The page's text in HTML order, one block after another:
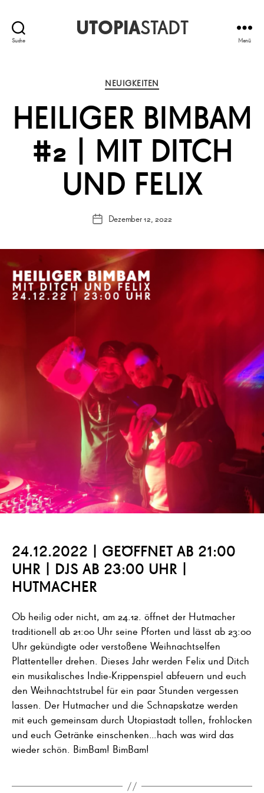
Suche
UTOPIASTADT
Menü
Kategorien
NEUIGKEITEN
HEILIGER BIMBAM
#2 | MIT DITCH
UND FELIX
Veröffentlichungsdatum
Dezember 12, 2022
24.12.2022 | GEÖFFNET AB 21:00
UHR | DJS AB 23:00 UHR |
HUTMACHER
Ob heilig oder nicht, am 24.12. öffnet der Hutmacher
traditionell ab 21:00 Uhr seine Pforten und lässt ab 23:00
Uhr gekündigte oder verstoßene Weihnachtselfen
Plattenteller drehen. Dieses Jahr werden Felix und Ditch
ein musikalisches Indie-Krippenspiel abfeuern und euch
den Weihnachtstrubel für ein paar Stunden vergessen
lassen. Der Hutmacher und die Schnapskatze werden
mit euch gemeinsam durch Utopiastadt tollen, frohlocken
und euch Getränke einschenken…hach was wird das
wieder schön. BimBam! BimBam!